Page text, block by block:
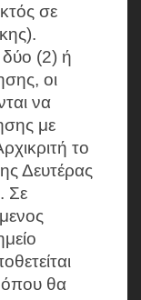
σε
(2) ή
οι
να
με
το
Δευτέρας
Σε
όπου θα